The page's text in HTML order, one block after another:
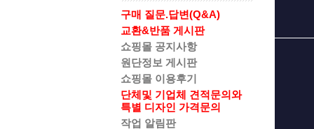
구매 질문.답변(Q&A)
교환&반품 게시판
쇼핑몰 공지사항
원단정보 게시판
쇼핑몰 이용후기
단체및 기업체 견적문의와
특별 디자인 가격문의
작업 알림판